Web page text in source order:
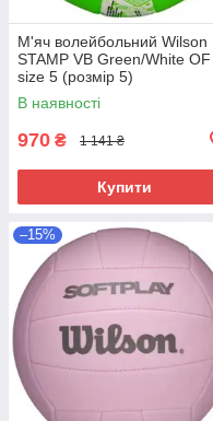
М'яч волейбольний Wilson
STAMP VB Green/White OF
size 5 (розмір 5)
В наявності
970 ₴ 1 141 ₴
Купити
–15%